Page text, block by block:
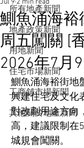
所有地產新聞
地產政策新聞
用地新聞
住宅市場新聞
工商舖市場新聞
其他關於地產新聞
鰂魚涌海
周五闖關 [
2026年7月9
Jul 9 2 min read
鰂魚涌海裕街地
興建住宅及文化
對改劃用途方向
高，建議限制在
城規會闖關。